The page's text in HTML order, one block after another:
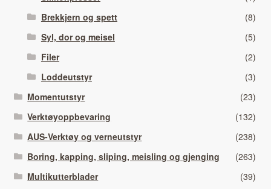
Brekkjern og spett
(8)
Syl, dor og meisel
(5)
Filer
(2)
Loddeutstyr
(3)
Momentutstyr
(23)
Verktøyoppbevaring
(132)
AUS-Verktøy og verneutstyr
(238)
Boring, kapping, sliping, meisling og gjenging
(263)
Multikutterblader
(39)